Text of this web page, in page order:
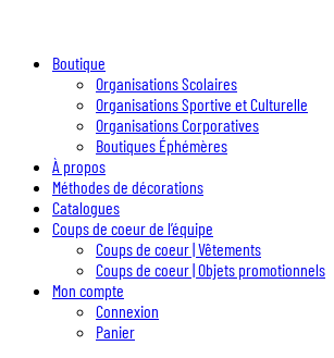
Boutique
Organisations Scolaires
Organisations Sportive et Culturelle
Organisations Corporatives
Boutiques Éphémères
À propos
Méthodes de décorations
Catalogues
Coups de coeur de l’équipe
Coups de coeur | Vêtements
Coups de coeur | Objets promotionnels
Mon compte
Connexion
Panier